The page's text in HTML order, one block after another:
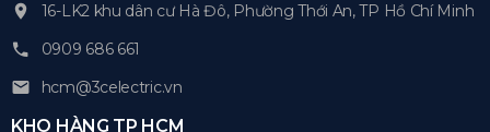
16-LK2 khu dân cư Hà Đô, Phường Thới An, TP Hồ Chí Minh
0909 686 661
hcm@3celectric.vn
KHO HÀNG TP HCM